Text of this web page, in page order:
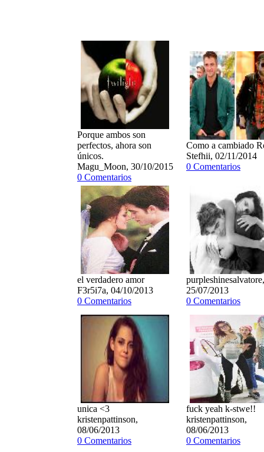
Porque ambos son
perfectos, ahora son
únicos.
Magu_Moon, 30/10/2015
0 Comentarios
Como a cambiado
Stefhii, 02/11/2014
0 Comentarios
el verdadero amor
F3r5i7a, 04/10/2013
0 Comentarios
purpleshinesalvatore,
25/07/2013
0 Comentarios
unica <3
kristenpattinson,
08/06/2013
0 Comentarios
fuck yeah k-stwe!!
kristenpattinson,
08/06/2013
0 Comentarios